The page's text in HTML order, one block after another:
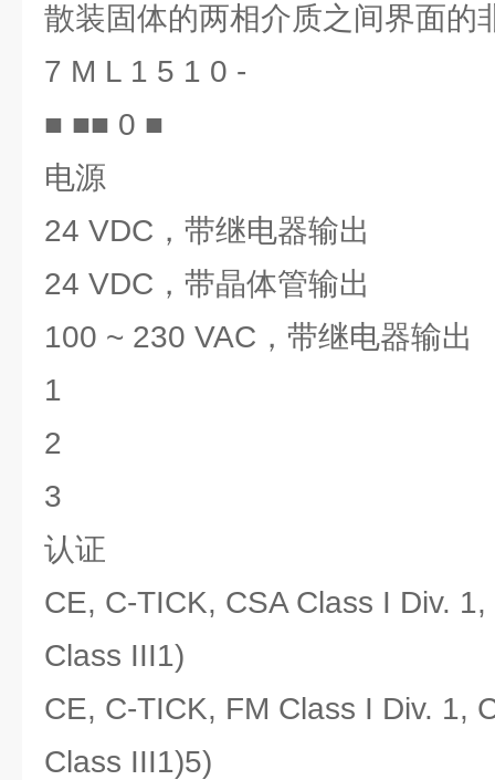
散装固体的两相介质之间界面的
7 M L 1 5 1 0 -
■ ■■ 0 ■
电源
24 VDC，带继电器输出
24 VDC，带晶体管输出
100 ~ 230 VAC，带继电器输出
1
2
3
认证
CE, C-TICK, CSA Class I Div.
Class III1)
CE, C-TICK, FM Class I Div. 1,
Class III1)5)